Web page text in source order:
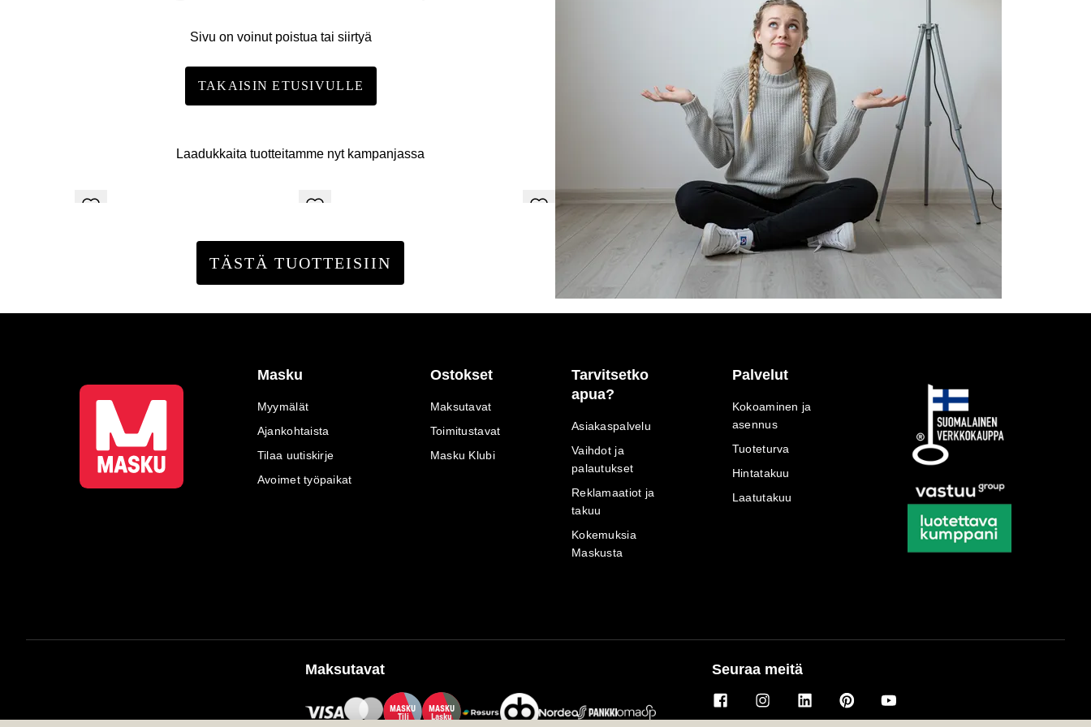
Sivu on voinut poistua tai siirtyä
TAKAISIN ETUSIVULLE
Laadukkaita tuotteitamme nyt kampanjassa
TÄSTÄ TUOTTEISIIN
Masku
Myymälät
Ajankohtaista
Tilaa uutiskirje
Avoimet työpaikat
Ostokset
Maksutavat
Toimitustavat
Masku Klubi
Tarvitsetko
apua?
Asiakaspalvelu
Vaihdot ja
palautukset
Reklamaatiot ja
takuu
Kokemuksia
Maskusta
Palvelut
Kokoaminen ja
asennus
Tuoteturva
Hintatakuu
Laatutakuu
Maksutavat
MASKU
Tili
MASKU
Lasku
Seuraa meitä